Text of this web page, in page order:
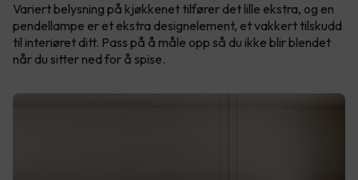
Variert belysning på kjøkkenet tilfører det lille ekstra, og en
pendellampe er et ekstra designelement, et vakkert tilskudd
til interiøret ditt. Pass på å måle opp så du ikke blir blendet
når du sitter ned for å spise.